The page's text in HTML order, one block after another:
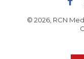
© 2026, RCN